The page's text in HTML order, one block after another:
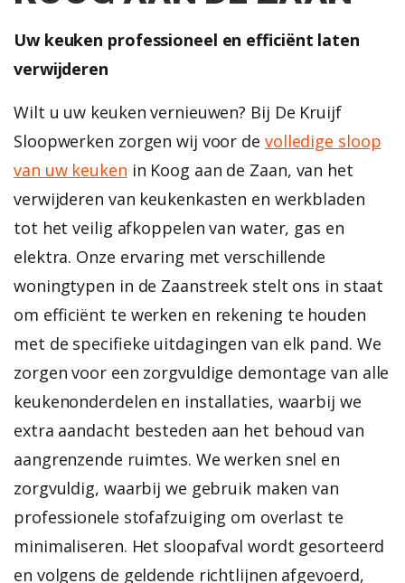
Uw keuken professioneel en efficiënt laten
verwijderen
Wilt u uw keuken vernieuwen? Bij De Kruijf
Sloopwerken zorgen wij voor de volledige sloop
van uw keuken in Koog aan de Zaan, van het
verwijderen van keukenkasten en werkbladen
tot het veilig afkoppelen van water, gas en
elektra. Onze ervaring met verschillende
woningtypen in de Zaanstreek stelt ons in staat
om efficiënt te werken en rekening te houden
met de specifieke uitdagingen van elk pand. We
zorgen voor een zorgvuldige demontage van alle
keukenonderdelen en installaties, waarbij we
extra aandacht besteden aan het behoud van
aangrenzende ruimtes. We werken snel en
zorgvuldig, waarbij we gebruik maken van
professionele stofafzuiging om overlast te
minimaliseren. Het sloopafval wordt gesorteerd
en volgens de geldende richtlijnen afgevoerd,